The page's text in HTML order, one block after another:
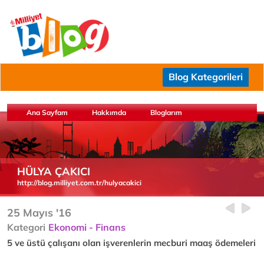
Blog Kategorileri
Ana Sayfam Hakkımda Bloglarım
HÜLYA ÇAKICI
http://blog.milliyet.com.tr/hulyacakici
25 Mayıs '16
Kategori Ekonomi - Finans
5 ve üstü çalışanı olan işverenlerin mecburi maaş ödemeleri